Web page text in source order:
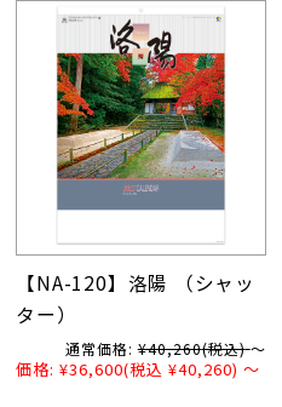
【NA-120】洛陽 （シャッ
ター）
通常価格: ¥40,260(税込) ～
価格: ¥36,600(税込 ¥40,260) ～